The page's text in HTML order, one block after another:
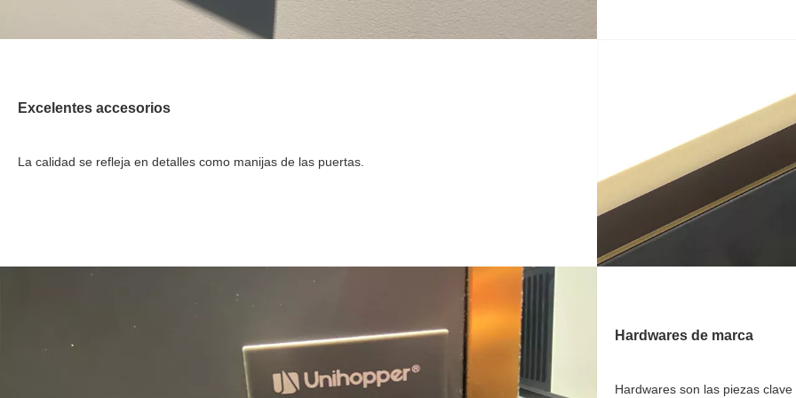
Excelentes accesorios
La calidad se refleja en detalles como manijas de las puertas.
Hardwares de marca
Hardwares son las piezas